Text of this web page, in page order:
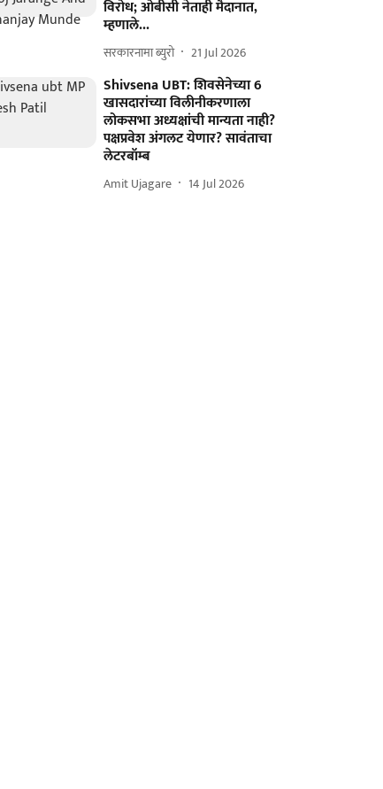
विरोध; ओबीसी नेताही मैदानात,
म्हणाले...
सरकारनामा ब्युरो 21 Jul 2026
Shivsena UBT: शिवसेनेच्या 6
खासदारांच्या विलीनीकरणाला
लोकसभा अध्यक्षांची मान्यता नाही?
पक्षप्रवेश अंगलट येणार? सावंताचा
लेटरबॉम्ब
Amit Ujagare 14 Jul 2026